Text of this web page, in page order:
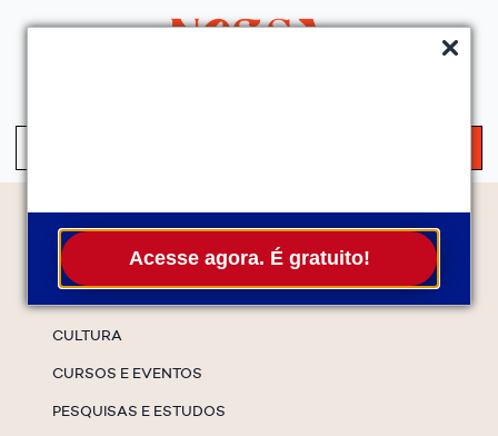
Acesse agora. É gratuito!
Temas
CULTURA
CURSOS E EVENTOS
PESQUISAS E ESTUDOS